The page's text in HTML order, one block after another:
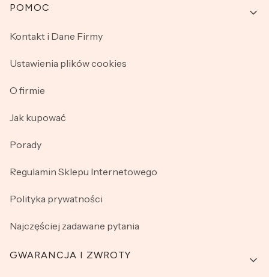
Linki w stopce
POMOC
Kontakt i Dane Firmy
Ustawienia plików cookies
O firmie
Jak kupować
Porady
Regulamin Sklepu Internetowego
Polityka prywatności
Najczęściej zadawane pytania
GWARANCJA I ZWROTY